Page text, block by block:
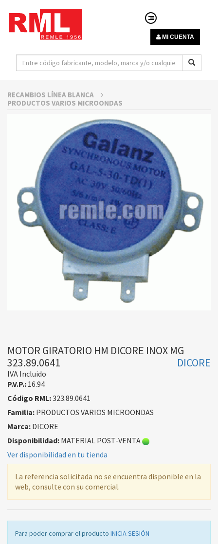
MI CUENTA
RECAMBIOS LÍNEA BLANCA
PRODUCTOS VARIOS MICROONDAS
MOTOR GIRATORIO HM DICORE INOX MG
323.89.0641
DICORE
IVA Incluido
P.V.P.: 16.94
Código RML:323.89.0641
Familia: PRODUCTOS VARIOS MICROONDAS
Marca: DICORE
Disponibilidad: MATERIAL POST-VENTA
Ver disponibilidad en tu tienda
La referencia solicitada no se encuentra disponible en la
web, consulte con su comercial.
Para poder comprar el producto INICIA SESIÓN